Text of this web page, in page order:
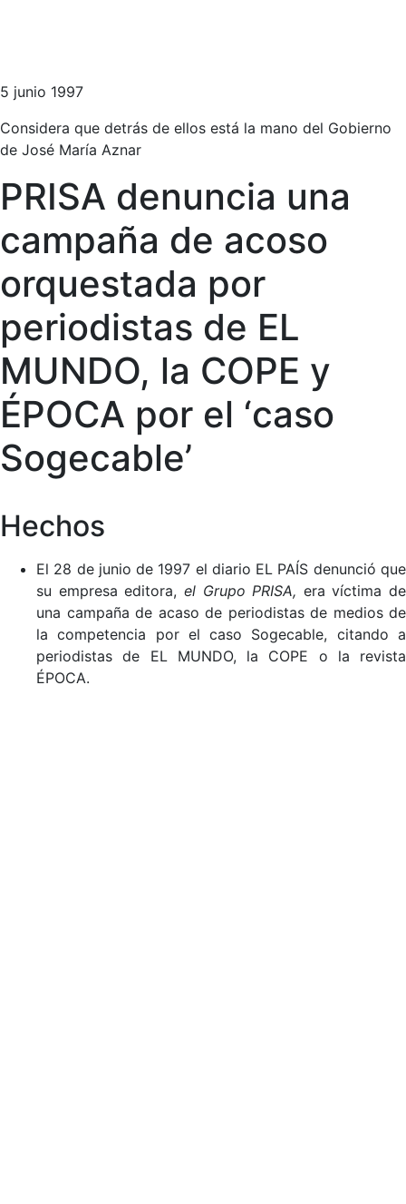
5 junio 1997
Considera que detrás de ellos está la mano del Gobierno
de José María Aznar
PRISA denuncia una
campaña de acoso
orquestada por
periodistas de EL
MUNDO, la COPE y
ÉPOCA por el ‘caso
Sogecable’
Hechos
El 28 de junio de 1997 el diario EL PAÍS denunció que
su empresa editora, el Grupo PRISA, era víctima de
una campaña de acaso de periodistas de medios de
la competencia por el caso Sogecable, citando a
periodistas de EL MUNDO, la COPE o la revista
ÉPOCA.